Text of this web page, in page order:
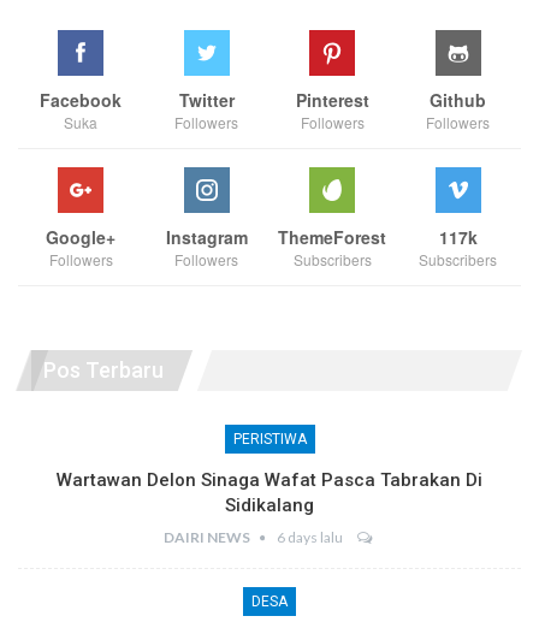
Facebook
Suka
Twitter
Followers
Pinterest
Followers
Github
Followers
Google+
Followers
Instagram
Followers
ThemeForest
Subscribers
117k
Subscribers
Pos Terbaru
PERISTIWA
Wartawan Delon Sinaga Wafat Pasca Tabrakan Di
Sidikalang
DAIRI NEWS 6 days lalu
DESA